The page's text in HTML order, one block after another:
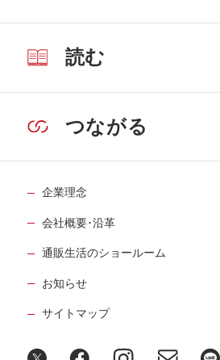
読む
つながる
企業理念
会社概要･沿革
通販生活のショールーム
お知らせ
サイトマップ